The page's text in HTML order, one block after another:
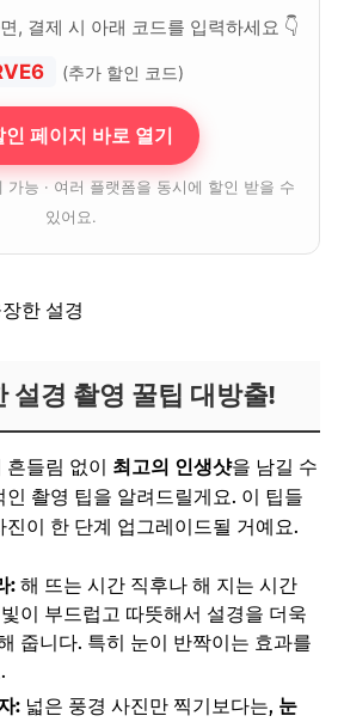
, 결제 시 아래 코드를 입력하세요 👇
(추가 할인 코드)
페이지 바로 열기
가능 · 여러 플랫폼을 동시에 할인 받을 수
있어요.
설경 촬영 꿀팁 대방출!
흔들림 없이 최고의 인생샷을 남길 수
촬영 팁을 알려드릴게요. 이 팁들
이 한 단계 업그레이드될 거예요.
: 해 뜨는 시간 직후나 해 지는 시간
이 부드럽고 따뜻해서 설경을 더욱
줍니다. 특히 눈이 반짝이는 효과를
: 넓은 풍경 사진만 찍기보다는, 눈